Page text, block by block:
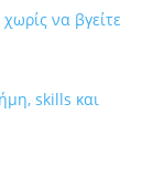
να βγείτε
skills και